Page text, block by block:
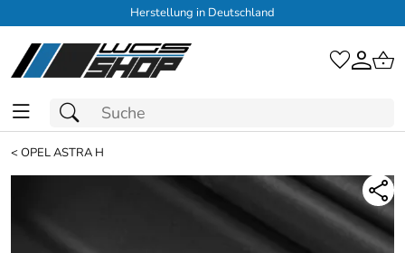
Herstellung in Deutschland
<OPEL ASTRA H